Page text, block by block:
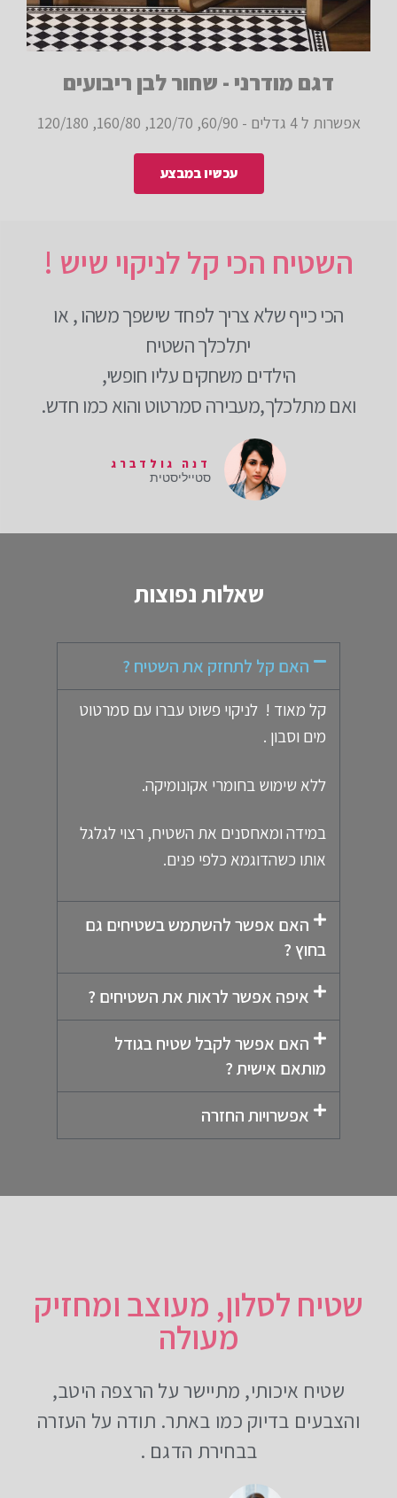
דגם מודרני - שחור לבן ריבועים
אפשרות ל 4 גדלים - 60/90, 120/70, 160/80, 120/180
עכשיו במבצע
השטיח הכי קל לניקוי שיש !
הכי כייף שלא צריך לפחד שישפך משהו , או
יתלכלך השטיח
הילדים משחקים עליו חופשי,
ואם מתלכלך,מעבירה סמרטוט והוא כמו חדש.
דנה גולדברג
סטייליסטית
שאלות נפוצות
האם קל לתחזק את השטיח ?
קל מאוד ! לניקוי פשוט עברו עם סמרטוט
מים וסבון .
ללא שימוש בחומרי אקונומיקה.
במידה ומאחסנים את השטיח, רצוי לגלגל
אותו כשהדוגמא כלפי פנים.
האם אפשר להשתמש בשטיחים גם
בחוץ ?
איפה אפשר לראות את השטיחים ?
האם אפשר לקבל שטיח בגודל
מותאם אישית ?
אפשרויות החזרה
שטיח לסלון, מעוצב ומחזיק
מעולה
שטיח איכותי, מתיישר על הרצפה היטב,
והצבעים בדיוק כמו באתר. תודה על העזרה
בבחירת הדגם .